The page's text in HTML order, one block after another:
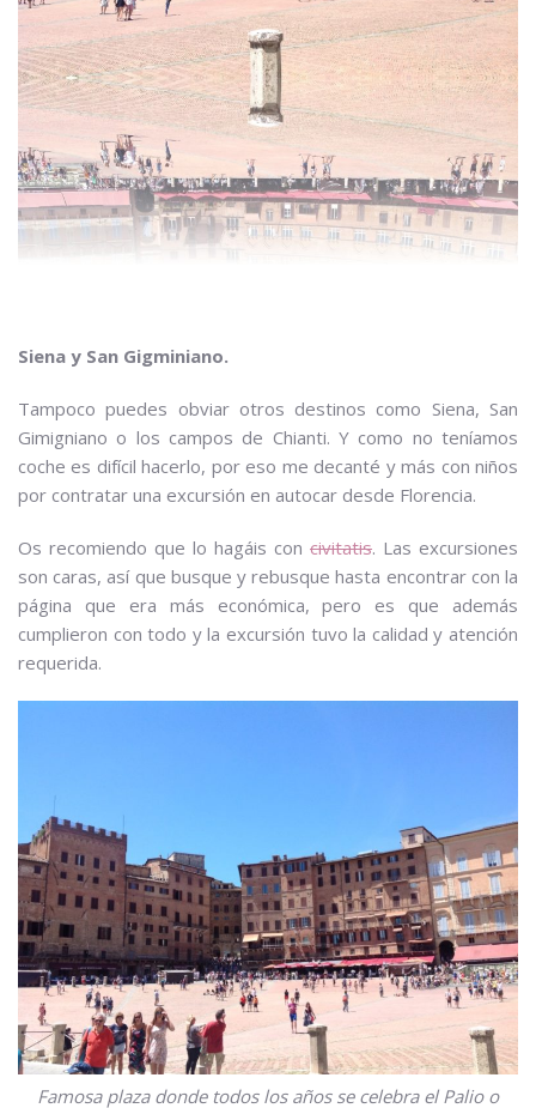
Siena y San Gigminiano.
Tampoco puedes obviar otros destinos como Siena, San
Gimigniano o los campos de Chianti. Y como no teníamos
coche es difícil hacerlo, por eso me decanté y más con niños
por contratar una excursión en autocar desde Florencia.
Os recomiendo que lo hagáis con civitatis. Las excursiones
son caras, así que busque y rebusque hasta encontrar con la
página que era más económica, pero es que además
cumplieron con todo y la excursión tuvo la calidad y atención
requerida.
Famosa plaza donde todos los años se celebra el Palio o